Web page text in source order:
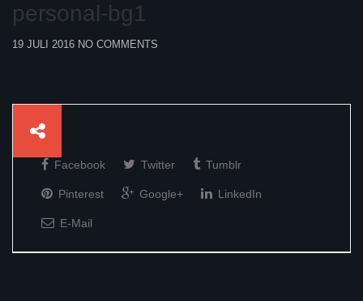
personal-bg1
19 JULI 2016 NO COMMENTS
Facebook Twitter Tumblr
Pinterest Google+ LinkedIn
E-Mail